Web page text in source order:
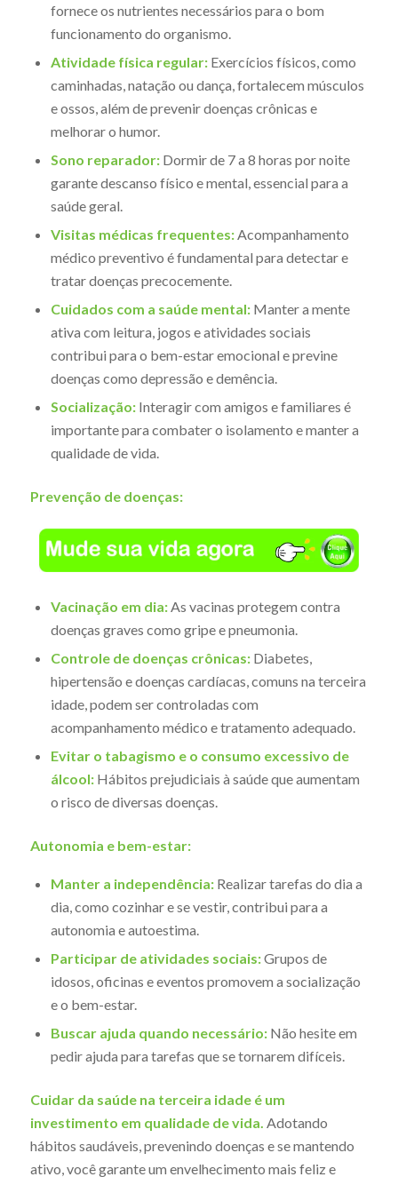
fornece os nutrientes necessários para o bom
funcionamento do organismo.
Atividade física regular:Exercícios físicos, como
caminhadas, natação ou dança, fortalecem músculos
e ossos, além de prevenir doenças crônicas e
melhorar o humor.
Sono reparador:Dormir de 7 a 8 horas por noite
garante descanso físico e mental, essencial para a
saúde geral.
Visitas médicas frequentes:Acompanhamento
médico preventivo é fundamental para detectar e
tratar doenças precocemente.
Cuidados com a saúde mental:Manter a mente
ativa com leitura, jogos e atividades sociais
contribui para o bem-estar emocional e previne
doenças como depressão e demência.
Socialização:Interagir com amigos e familiares é
importante para combater o isolamento e manter a
qualidade de vida.
Prevenção de doenças:
Vacinação em dia:As vacinas protegem contra
doenças graves como gripe e pneumonia.
Controle de doenças crônicas:Diabetes,
hipertensão e doenças cardíacas, comuns na terceira
idade, podem ser controladas com
acompanhamento médico e tratamento adequado.
Evitar o tabagismo e o consumo excessivo de
álcool:Hábitos prejudiciais à saúde que aumentam
o risco de diversas doenças.
Autonomia e bem-estar:
Manter a independência:Realizar tarefas do dia a
dia, como cozinhar e se vestir, contribui para a
autonomia e autoestima.
Participar de atividades sociais:Grupos de
idosos, oficinas e eventos promovem a socialização
e o bem-estar.
Buscar ajuda quando necessário:Não hesite em
pedir ajuda para tarefas que se tornarem difíceis.
Cuidar da saúde na terceira idade é um
investimento em qualidade de vida. Adotando
hábitos saudáveis, prevenindo doenças e se mantendo
ativo, você garante um envelhecimento mais feliz e